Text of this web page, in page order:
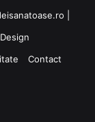
|
Contact